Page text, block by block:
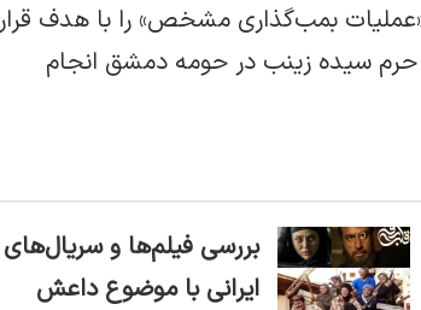
بمب‌گذاری مشخص» را با هدف قرار
حرم سیده زینب در حومه دمشق انجام
بررسی فیلم‌ها و سریال‌های
ایرانی با موضوع داعش